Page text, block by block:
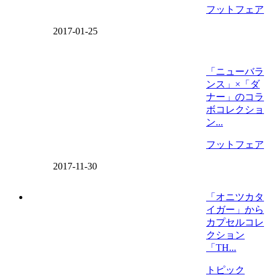
フットフェア
2017-01-25
「ニューバラ
ンス」×「ダ
ナー」のコラ
ボコレクショ
ン...
フットフェア
2017-11-30
「オニツカタ
イガー」から
カプセルコレ
クション
「TH...
トピック